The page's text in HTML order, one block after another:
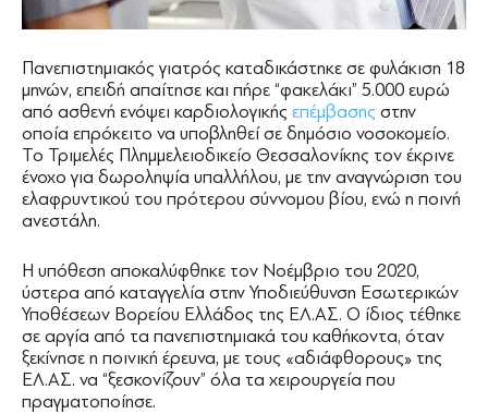
Πανεπιστημιακός γιατρός καταδικάστηκε σε φυλάκιση 18
μηνών, επειδή απαίτησε και πήρε “φακελάκι” 5.000 ευρώ
από ασθενή ενόψει καρδιολογικής επέμβασης στην
οποία επρόκειτο να υποβληθεί σε δημόσιο νοσοκομείο.
Το Τριμελές Πλημμελειοδικείο Θεσσαλονίκης τον έκρινε
ένοχο για δωροληψία υπαλλήλου, με την αναγνώριση του
ελαφρυντικού του πρότερου σύννομου βίου, ενώ η ποινή
ανεστάλη.
Η υπόθεση αποκαλύφθηκε τον Νοέμβριο του 2020,
ύστερα από καταγγελία στην Υποδιεύθυνση Εσωτερικών
Υποθέσεων Βορείου Ελλάδος της ΕΛ.ΑΣ. Ο ίδιος τέθηκε
σε αργία από τα πανεπιστημιακά του καθήκοντα, όταν
ξεκίνησε η ποινική έρευνα, με τους «αδιάφθορους» της
ΕΛ.ΑΣ. να “ξεσκονίζουν” όλα τα χειρουργεία που
πραγματοποίησε.